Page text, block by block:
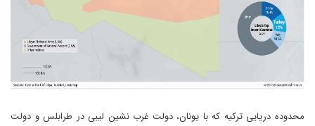
محدوده دریایی ترکیه که با یونان، دولت غرب نشین لیبی در طرابلس و دولت